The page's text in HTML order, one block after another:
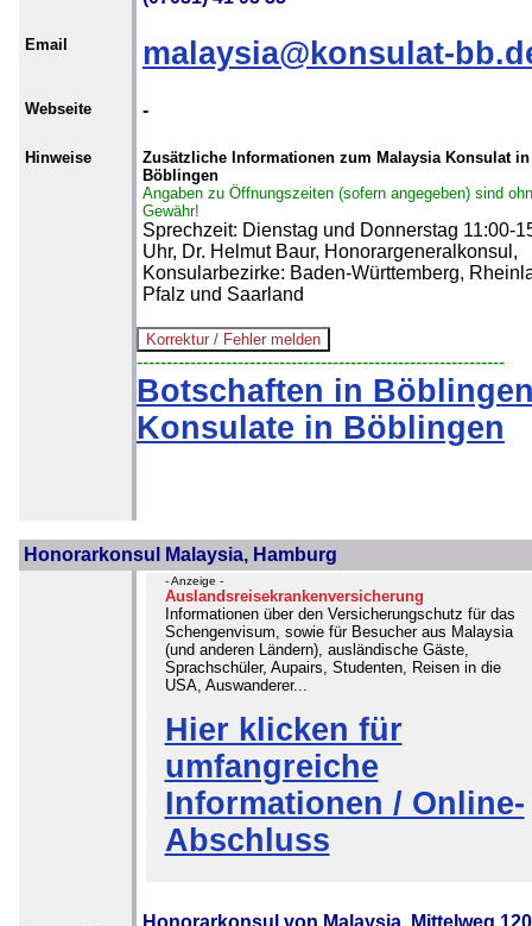
Email malaysia@konsulat-
Webseite -
Hinweise
Zusätzliche Informationen zum Malaysia Konsulat in
Böblingen
Angaben zu Öffnungszeiten (sofern angegeben) sind
Gewähr!
Sprechzeit: Dienstag und Donnerstag 11:00-
Uhr, Dr. Helmut Baur, Honorargeneralkonsul,
Konsularbezirke: Baden-Württemberg,
Pfalz und Saarland
--------------------------------------------------------------
Botschaften in
Konsulate in Böblingen
Honorarkonsul Malaysia, Hamburg
- Anzeige -
Auslandsreisekrankenversicherung
Informationen über den Versicherungschutz für das
Schengenvisum, sowie für Besucher aus Malaysia
(und anderen Ländern), ausländische Gäste,
Sprachschüler, Aupairs, Studenten, Reisen in die
USA, Auswanderer...
Hier klicken für
umfangreiche
Informationen / Online-
Abschluss
Honorarkonsul von Malaysia, Mittelweg